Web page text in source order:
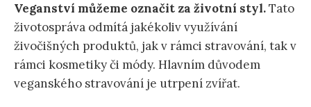
Veganství můžeme označit za životní styl.Tato
životospráva odmítá jakékoliv využívání
živočišných produktů, jak v rámci stravování, tak v
rámci kosmetiky či módy. Hlavním důvodem
veganského stravování je utrpení zvířat.